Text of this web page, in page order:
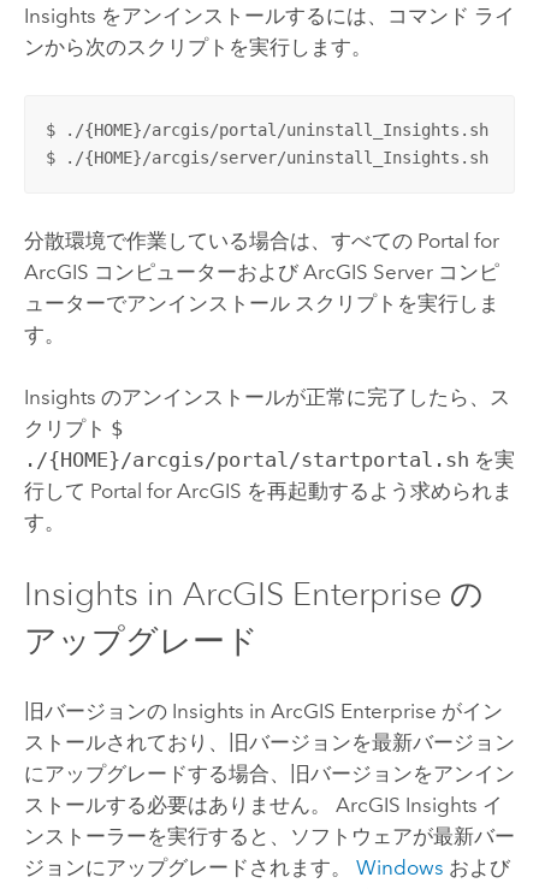
Insights をアンインストールするには、コマンド ライ
ンから次のスクリプトを実行します。
$ ./{HOME}/arcgis/portal/uninstall_Insights.sh
$ ./{HOME}/arcgis/server/uninstall_Insights.sh
分散環境で作業している場合は、すべての Portal for
ArcGIS コンピューターおよび ArcGIS Serverコンピ
ューターでアンインストール スクリプトを実行しま
す。
Insights のアンインストールが正常に完了したら、ス
クリプト $
./{HOME}/arcgis/portal/startportal.sh を実
行して Portal for ArcGIS を再起動するよう求められま
す。
Insights in ArcGIS Enterprise の
アップグレード
旧バージョンの Insights in ArcGIS Enterprise がイン
ストールされており、旧バージョンを最新バージョン
にアップグレードする場合、旧バージョンをアンイン
ストールする必要はありません。 ArcGIS Insights イ
ンストーラーを実行すると、ソフトウェアが最新バー
ジョンにアップグレードされます。 Windows および